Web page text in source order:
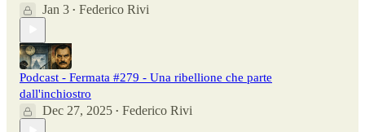
Jan 3 • Federico Rivi
Podcast - Fermata #279 - Una ribellione che parte
dall'inchiostro
Dec 27, 2025 • Federico Rivi